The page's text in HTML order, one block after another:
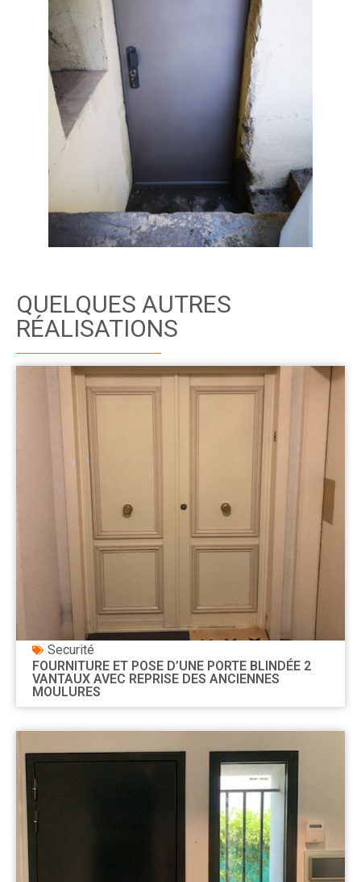
QUELQUES AUTRES
RÉALISATIONS
Securité
FOURNITURE ET POSE D’UNE PORTE BLINDÉE 2
VANTAUX AVEC REPRISE DES ANCIENNES
MOULURES